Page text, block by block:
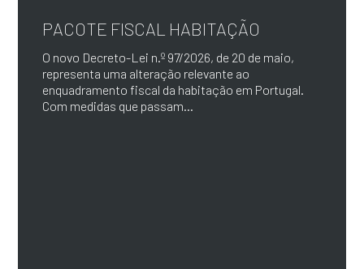
PACOTE FISCAL HABITAÇÃO
O novo Decreto-Lei n.º 97/2026, de 20 de maio,
representa uma alteração relevante ao
enquadramento fiscal da habitação em Portugal.
Com medidas que passam...